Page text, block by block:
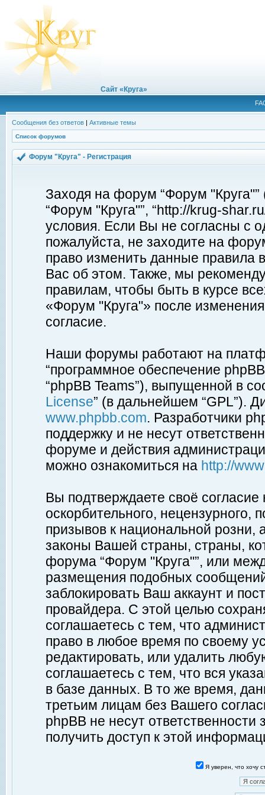
Сайт «Круга»
Сообщения без ответов | Активные темы
Список форумов
Форум "Круга" - Регистрация
Заходя на форум “Форум
“Форум "Круга"”, “http://krug-
условия. Если Вы не согласны с
пожалуйста, не заходите на
право изменить данные правила
Вас об этом. Также, мы
правилам, чтобы быть в курсе
«Форум "Круга"» после
согласие.
Наши форумы работают на
“программное обеспечение
“phpBB Teams”), выпущенной в
License” (в дальнейшем “GPL”).
www.phpbb.com. Разработчики
поддержку и не несут
форуме и действия
можно ознакомиться на http://
Вы подтверждаете своё
оскорбительного, нецензурного,
призывов к национальной
законы Вашей страны, страны,
форума “Форум "Круга"”, или
размещения подобных
заблокировать Ваш аккаунт и
провайдера. С этой целью
соглашаетесь с тем, что
право в любое время по своему
редактировать, или удалить
соглашаетесь с тем, что вся
в базе данных. В то же время,
третьим лицам без Вашего
phpBB не несут ответственности
получить доступ к этой
Я уверен, что хочу